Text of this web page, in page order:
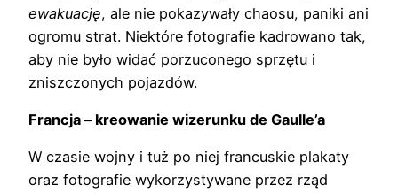
ewakuację, ale nie pokazywały chaosu, paniki ani
ogromu strat. Niektóre fotografie kadrowano tak,
aby nie było widać porzuconego sprzętu i
zniszczonych pojazdów.
Francja – kreowanie wizerunku de Gaulle’a
W czasie wojny i tuż po niej francuskie plakaty
oraz fotografie wykorzystywane przez rząd